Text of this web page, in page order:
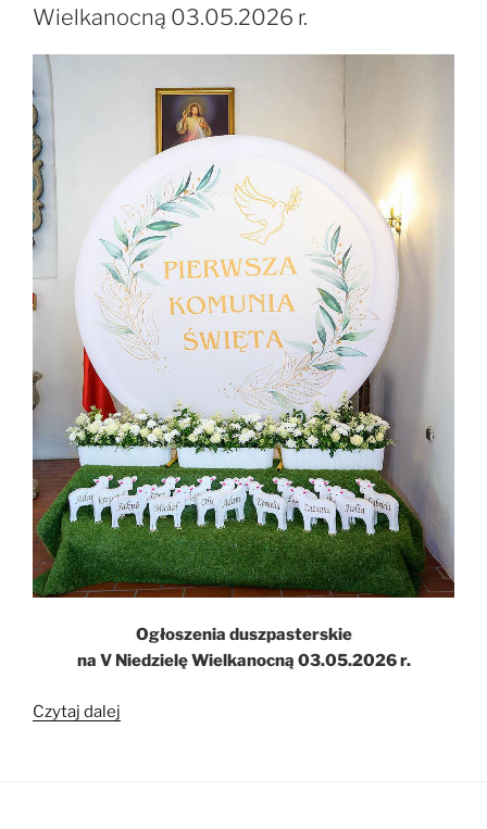
Wielkanocną
10.05.2026
r.”
Wielkanocną 03.05.2026 r.
Ogłoszenia duszpasterskie
na V Niedzielę Wielkanocną 03.05.2026 r.
Czytaj dalej